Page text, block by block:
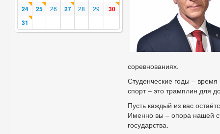
24
25 26 27 28 29
30
31
соревнованиях.
Студенческие годы –
спорт – это трамплин для
Пусть каждый из вас
Именно вы – опора нашей
государства.